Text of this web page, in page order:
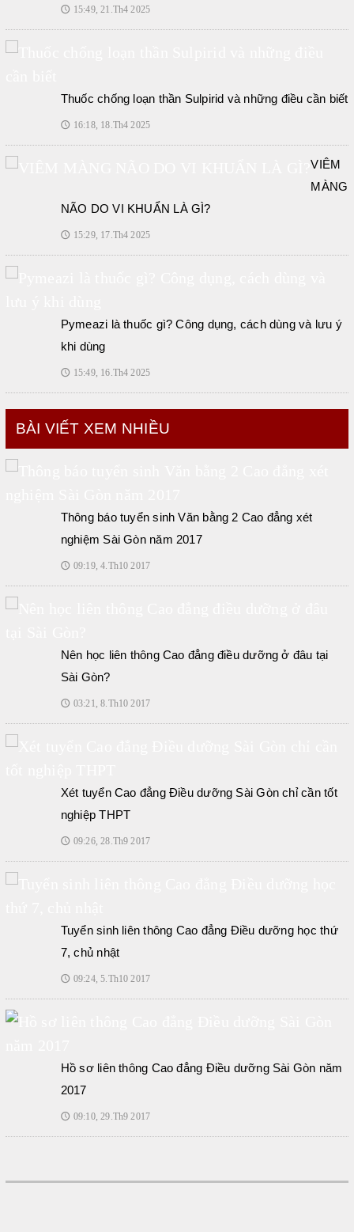
🕔 15:49, 21.Th4 2025
Thuốc chống loạn thần Sulpirid và những điều cần biết
🕔 16:18, 18.Th4 2025
VIÊM
MÀNG
NÃO DO VI KHUẨN LÀ GÌ?
🕔 15:29, 17.Th4 2025
Pymeazi là thuốc gì? Công dụng, cách dùng và lưu ý
khi dùng
🕔 15:49, 16.Th4 2025
BÀI VIẾT XEM NHIỀU
Thông báo tuyển sinh Văn bằng 2 Cao đẳng xét
nghiệm Sài Gòn năm 2017
🕔 09:19, 4.Th10 2017
Nên học liên thông Cao đẳng điều dưỡng ở đâu tại
Sài Gòn?
🕔 03:21, 8.Th10 2017
Xét tuyển Cao đẳng Điều dưỡng Sài Gòn chỉ cần tốt
nghiệp THPT
🕔 09:26, 28.Th9 2017
Tuyển sinh liên thông Cao đẳng Điều dưỡng học thứ
7, chủ nhật
🕔 09:24, 5.Th10 2017
Hồ sơ liên thông Cao đẳng Điều dưỡng Sài Gòn năm
2017
🕔 09:10, 29.Th9 2017